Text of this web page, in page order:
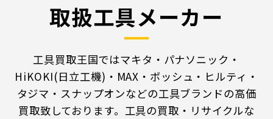
取扱工具メーカー
工具買取王国ではマキタ・パナソニック・
HiKOKI(日立工機)・MAX・ボッシュ・ヒルティ・
タジマ・スナップオンなどの工具ブランドの高価
買取致しております。工具の買取・リサイクルな